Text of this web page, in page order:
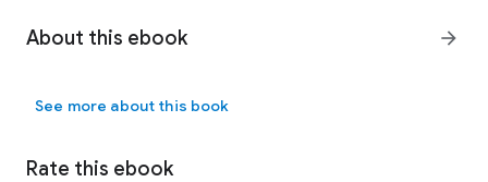
About this ebook arrow_forward
See more about this book
Rate this ebook